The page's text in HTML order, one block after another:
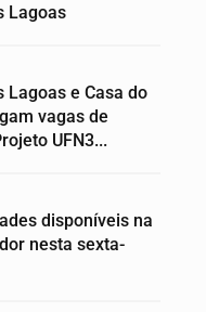
Lagoas
Lagoas e Casa do
vagas de
UFN3...
disponíveis na
nesta sexta-